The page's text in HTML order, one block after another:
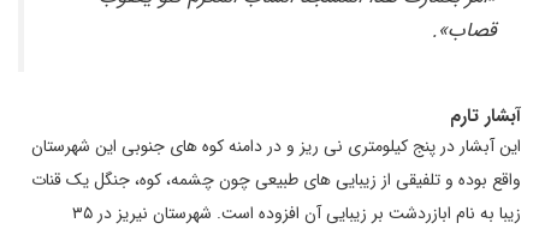
قصاب».
آبشار تارم
این آبشار در پنج کیلومتری نی ریز و در دامنه کوه های جنوبی این شهرستان
واقع بوده و تلفیقی از زیبایی های طبیعی چون چشمه، کوه، جنگل یک قنات
زیبا به نام ابازردشت بر زیبایی آن افزوده است. شهرستان نیریز در ۳۵